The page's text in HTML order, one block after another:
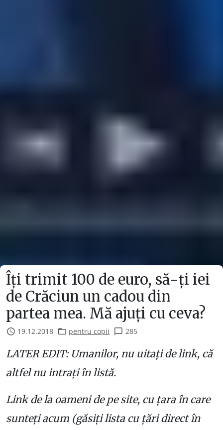
Îți trimit 100 de euro, să-ți iei
de Crăciun un cadou din
partea mea. Mă ajuți cu ceva?
19.12.2018 pentru copii 285
LATER EDIT: Umanilor, nu uitați de link, că
altfel nu intrați în listă.
Link de la oameni de pe site, cu țara în care
sunteți acum (găsiți lista cu țări direct în